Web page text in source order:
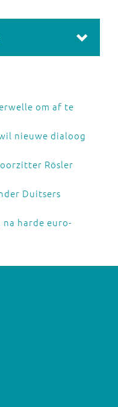
om af te
nieuwe dialoog
Rösler
Duitsers
harde euro-